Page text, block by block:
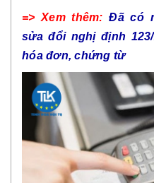
=> Xem thêm: Đã có
sửa đổi nghị định
hóa đơn, chứng từ